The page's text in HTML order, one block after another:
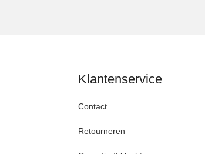
Klantenservice
Contact
Retourneren